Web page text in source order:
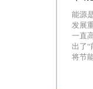
能源
发展
一直
出了
将节